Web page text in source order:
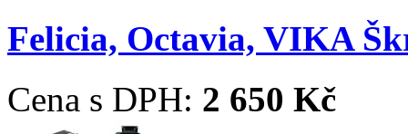
Felicia, Octavia, VIKA
Cena s DPH: 2 650 Kč